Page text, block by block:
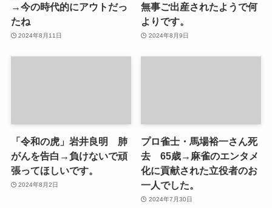
→今の時代的にアウトだっ
たね
2024年8月11日
無事ご出産されたようで何
よりです。
2024年8月9日
「令和の虎」岩井良明 肺
がんを告白→負けないで頑
張ってほしいです。
2024年8月2日
プロ雀士・馬場裕一さん死
去 65歳→麻雀のエンタメ
化に貢献された立役者のお
一人でした。
2024年7月30日